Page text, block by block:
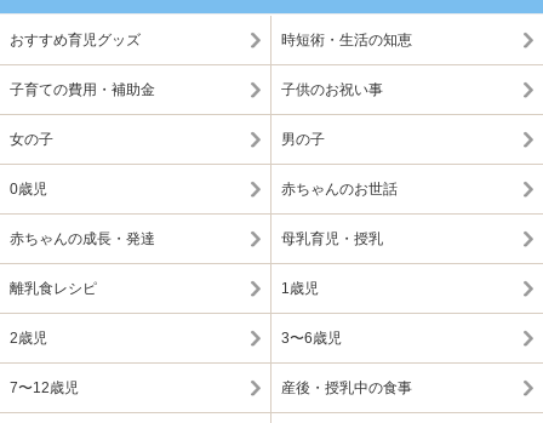
おすすめ育児グッズ 時短術・生活の知恵
子育ての費用・補助金 子供のお祝い事
女の子 男の子
0歳児 赤ちゃんのお世話
赤ちゃんの成長・発達 母乳育児・授乳
離乳食レシピ 1歳児
2歳児 3〜6歳児
7〜12歳児 産後・授乳中の食事